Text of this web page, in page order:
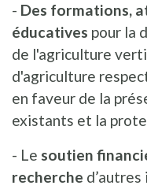
- Des formations,
éducatives pour la
de l'agriculture
d'agriculture
en faveur de la
existants et la
- Le soutien
recherche